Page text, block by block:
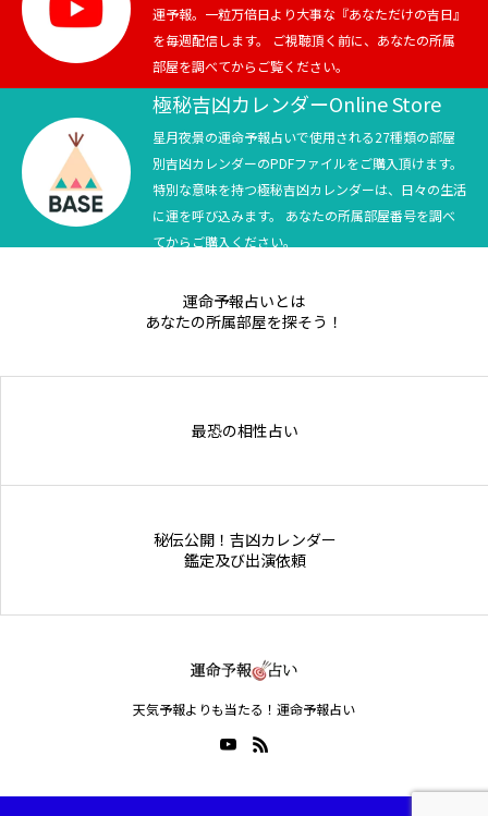
競馬
テニス四大大会・五輪
テニス四大大会・五輪
運予報。一粒万倍日より大事な『あなただけの吉日』
を毎週配信します。 ご視聴頂く前に、あなたの所属
部屋を調べてからご覧ください。
極秘吉凶カレンダーOnline Store
星月夜景の運命予報占いで使用される27種類の部屋
別吉凶カレンダーのPDFファイルをご購入頂けます。
特別な意味を持つ極秘吉凶カレンダーは、日々の生活
に運を呼び込みます。 あなたの所属部屋番号を調べ
てからご購入ください。
運命予報占いとは
あなたの所属部屋を探そう！
最恐の相性占い
秘伝公開！吉凶カレンダー
鑑定及び出演依頼
天気予報よりも当たる！運命予報占い